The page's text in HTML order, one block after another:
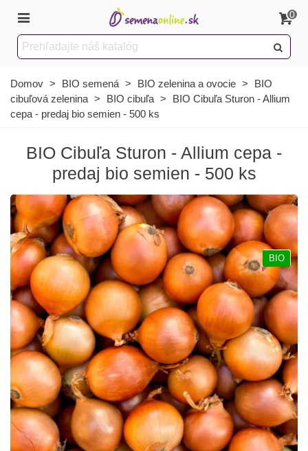
0
Domov > BIO semená > BIO zelenina a ovocie >
BIO
cibuľová zelenina > BIO cibuľa >
BIO Cibuľa Sturon - Allium
cepa - predaj bio semien - 500 ks
BIO Cibuľa Sturon - Allium cepa -
predaj bio semien - 500 ks
BIO